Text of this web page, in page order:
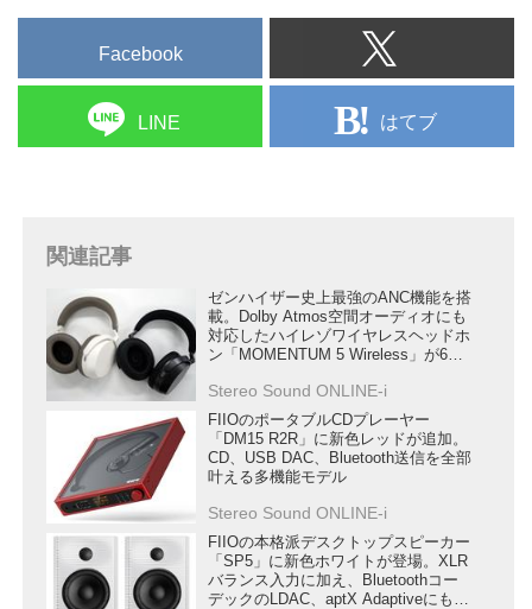
Facebook
LINE はてブ
関連記事
ゼンハイザー史上最強のANC機能を搭
載。Dolby Atmos空間オーディオにも
対応したハイレゾワイヤレスヘッドホ
ン「MOMENTUM 5 Wireless」が6月
Stereo Sound ONLINE-i
FIIOのポータブルCDプレーヤー
「DM15 R2R」に新色レッドが追加。
CD、USB DAC、Bluetooth送信を全部
叶える多機能モデル
Stereo Sound ONLINE-i
FIIOの本格派デスクトップスピーカー
「SP5」に新色ホワイトが登場。XLR
バランス入力に加え、Bluetoothコー
デックのLDAC、aptX Adaptiveにも対